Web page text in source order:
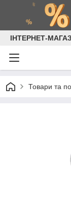
ІНТЕРНЕТ-
Товари та